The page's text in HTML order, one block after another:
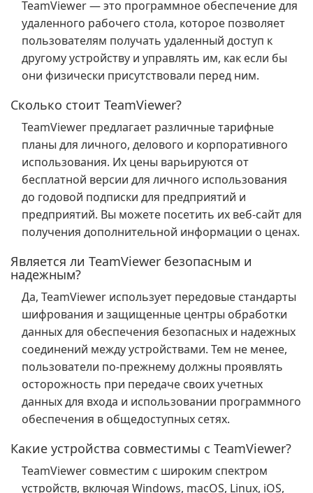
TeamViewer — это программное обеспечение для
удаленного рабочего стола, которое позволяет
пользователям получать удаленный доступ к
другому устройству и управлять им, как если бы
они физически присутствовали перед ним.
Сколько стоит TeamViewer?
TeamViewer предлагает различные тарифные
планы для личного, делового и корпоративного
использования. Их цены варьируются от
бесплатной версии для личного использования
до годовой подписки для предприятий и
предприятий. Вы можете посетить их веб-сайт для
получения дополнительной информации о ценах.
Является ли TeamViewer безопасным и
надежным?
Да, TeamViewer использует передовые стандарты
шифрования и защищенные центры обработки
данных для обеспечения безопасных и надежных
соединений между устройствами. Тем не менее,
пользователи по-прежнему должны проявлять
осторожность при передаче своих учетных
данных для входа и использовании программного
обеспечения в общедоступных сетях.
Какие устройства совместимы с TeamViewer?
TeamViewer совместим с широким спектром
устройств, включая Windows, macOS, Linux, iOS,